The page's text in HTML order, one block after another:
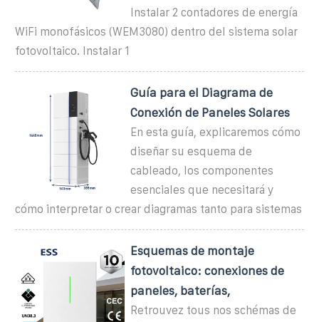
Instalar 2 contadores de energía
WiFi monofásicos (WEM3080) dentro del sistema solar
fotovoltaico. Instalar 1
Guía para el Diagrama de
Conexión de Paneles Solares
En esta guía, explicaremos cómo
diseñar su esquema de
cableado, los componentes
esenciales que necesitará y
cómo interpretar o crear diagramas tanto para sistemas
Esquemas de montaje
fotovoltaico: conexiones de
paneles, baterías,
Retrouvez tous nos schémas de